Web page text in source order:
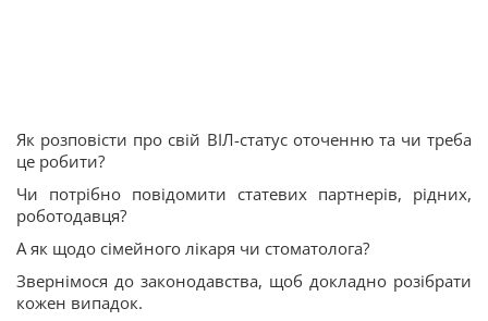
Як розповісти про свій ВІЛ-статус оточенню та чи треба
це робити?
Чи потрібно повідомити статевих партнерів, рідних,
роботодавця?
А як щодо сімейного лікаря чи стоматолога?
Звернімося до законодавства, щоб докладно розібрати
кожен випадок.